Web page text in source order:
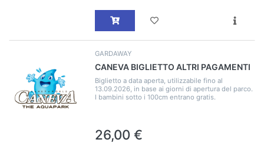
GARDAWAY
CANEVA BIGLIETTO ALTRI PAGAMENTI
Biglietto a data aperta, utilizzabile fino al
13.09.2026, in base ai giorni di apertura del parco.
I bambini sotto i 100cm entrano gratis.
26,00 €